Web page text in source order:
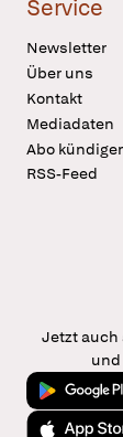
Service
Newsletter
Über uns
Kontakt
Mediadaten
Abo
RSS-Feed
Jetzt auch
Jetzt bei
Laden im